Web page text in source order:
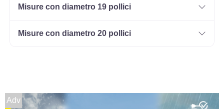
Misure con diametro 19 pollici
Misure con diametro 20 pollici
Adv